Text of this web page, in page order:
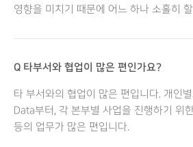
영향을 미치기 때문에 어느 하나 소홀히
Q 타부서와 협업이 많은 편인가요?
타 부서와의 협업이 많은 편입니다. 개인
Data부터, 각 본부별 사업을 진행하기 위
등의 업무가 많은 편입니다.